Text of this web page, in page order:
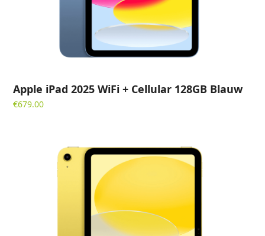
Apple iPad 2025 WiFi + Cellular 128GB Blauw
€679.00